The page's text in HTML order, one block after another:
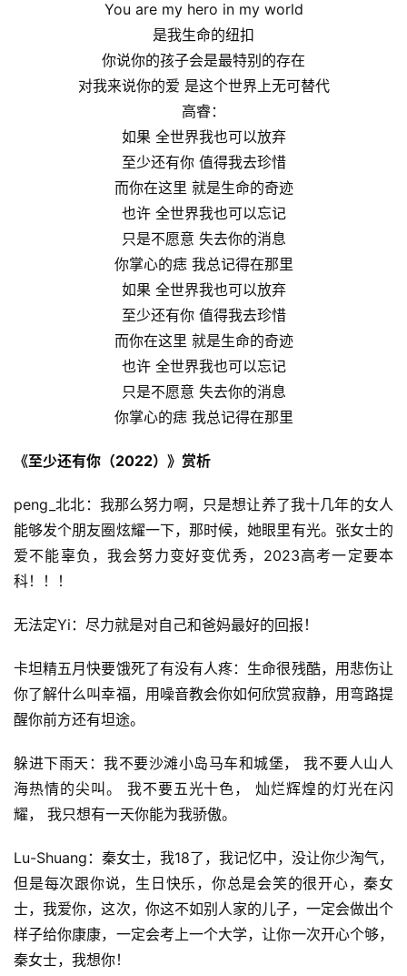
页
好
词
好
句
You are my hero in my world
是我生命的纽扣
你说你的孩子会是最特别的存在
对我来说你的爱 是这个世界上无可替代
高睿：
如果 全世界我也可以放弃
至少还有你 值得我去珍惜
而你在这里 就是生命的奇迹
也许 全世界我也可以忘记
只是不愿意 失去你的消息
你掌心的痣 我总记得在那里
如果 全世界我也可以放弃
至少还有你 值得我去珍惜
而你在这里 就是生命的奇迹
也许 全世界我也可以忘记
只是不愿意 失去你的消息
你掌心的痣 我总记得在那里
《至少还有你（2022）》赏析
peng_北北：我那么努力啊，只是想让养了我十几年的女人
能够发个朋友圈炫耀一下，那时候，她眼里有光。张女士的
爱不能辜负，我会努力变好变优秀，2023高考一定要本
科！！！
无法定Yi：尽力就是对自己和爸妈最好的回报！
卡坦精五月快要饿死了有没有人疼：生命很残酷，用悲伤让
你了解什么叫幸福，用噪音教会你如何欣赏寂静，用弯路提
醒你前方还有坦途。
躲进下雨天：我不要沙滩小岛马车和城堡， 我不要人山人
海热情的尖叫。 我不要五光十色， 灿烂辉煌的灯光在闪
耀， 我只想有一天你能为我骄傲。
Lu-Shuang：秦女士，我18了，我记忆中，没让你少淘气，
但是每次跟你说，生日快乐，你总是会笑的很开心，秦女
士，我爱你，这次，你这不如别人家的儿子，一定会做出个
样子给你康康，一定会考上一个大学，让你一次开心个够，
秦女士，我想你！